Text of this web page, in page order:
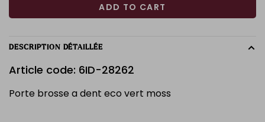
ADD TO CART
DESCRIPTION DÉTAILLÉE
Article code: 6ID-28262
Porte brosse a dent eco vert moss